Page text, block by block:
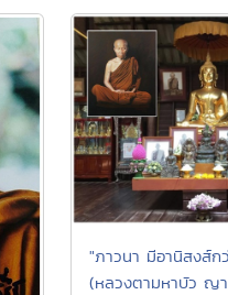
"ภาวนา มีอานิสงส์
(หลวงตามหาบัว ญ